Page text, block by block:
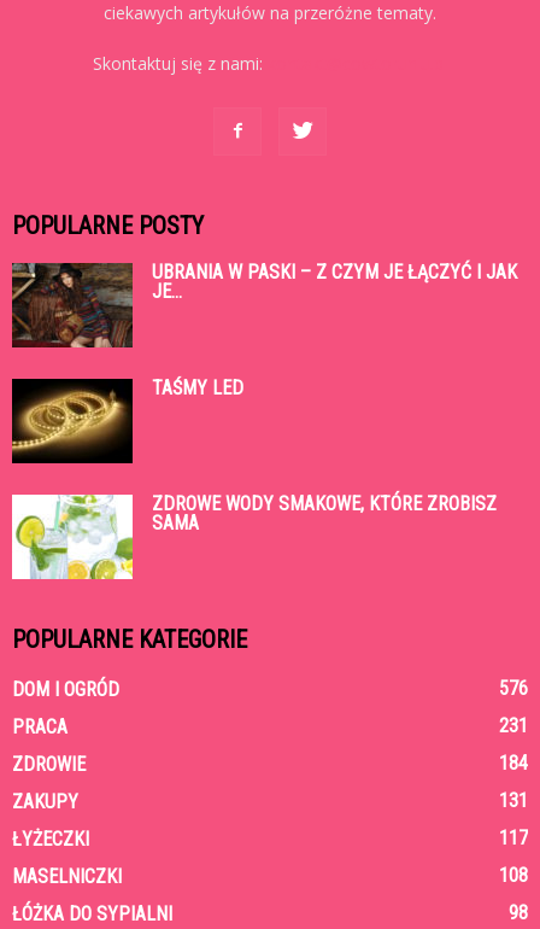
ciekawych artykułów na przeróżne tematy.
Skontaktuj się z nami:
POPULARNE POSTY
UBRANIA W PASKI – Z CZYM JE ŁĄCZYĆ I JAK
JE...
TAŚMY LED
ZDROWE WODY SMAKOWE, KTÓRE ZROBISZ
SAMA
POPULARNE KATEGORIE
DOM I OGRÓD
576
PRACA
231
ZDROWIE
184
ZAKUPY
131
ŁYŻECZKI
117
MASELNICZKI
108
ŁÓŻKA DO SYPIALNI
98